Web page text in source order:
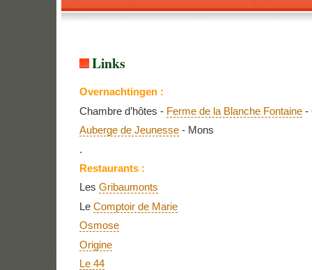
Links
Overnachtingen :
Chambre d’hôtes - Ferme de la Blanche Fontaine-
Auberge de Jeunesse- Mons
.
Restaurants :
Les Gribaumonts
Le Comptoir de Marie
Osmose
Origine
Le 44